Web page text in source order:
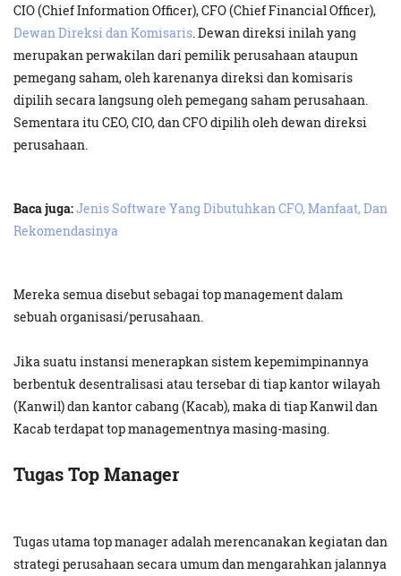
CIO (Chief Information Officer), CFO (Chief Financial Officer),
Dewan Direksi dan Komisaris. Dewan direksi inilah yang
merupakan perwakilan dari pemilik perusahaan ataupun
pemegang saham, oleh karenanya direksi dan komisaris
dipilih secara langsung oleh pemegang saham perusahaan.
Sementara itu CEO, CIO, dan CFO dipilih oleh dewan direksi
perusahaan.
Baca juga:Jenis Software Yang Dibutuhkan CFO, Manfaat, Dan
Rekomendasinya
Mereka semua disebut sebagai top management dalam
sebuah organisasi/perusahaan.
Jika suatu instansi menerapkan sistem kepemimpinannya
berbentuk desentralisasi atau tersebar di tiap kantor wilayah
(Kanwil) dan kantor cabang (Kacab), maka di tiap Kanwil dan
Kacab terdapat top managementnya masing-masing.
Tugas Top Manager
Tugas utama top manager adalah merencanakan kegiatan dan
strategi perusahaan secara umum dan mengarahkan jalannya